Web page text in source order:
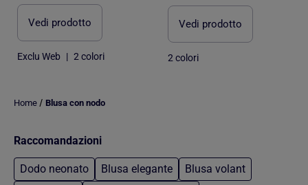
Vedi prodotto
Exclu Web | 2 colori
Vedi prodotto
2 colori
Home / Blusa con nodo
Raccomandazioni
Dodo neonato Blusa elegante
Blusa volant